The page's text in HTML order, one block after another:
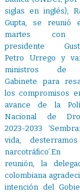
siglas en inglés),
Gupta, se reunió
martes con
presidente
Petro Urrego y
ministros de
Gabinete para
los compromisos
avance de la
Nacional de
2023-2033
vida,
reunión, la
colombiana
intención del